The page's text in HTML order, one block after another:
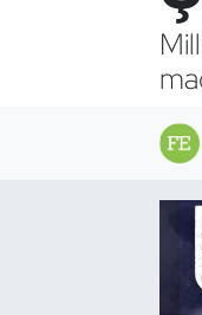
Bocce
Buz Hokeyi